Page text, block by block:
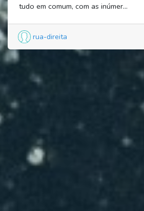
tudo em comum, com as inúmer...
rua-direita